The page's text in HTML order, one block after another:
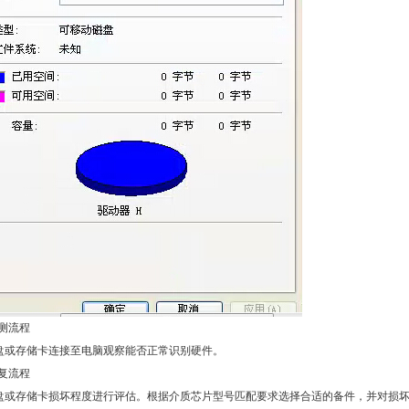
流程
或存储卡连接至电脑观察能否正常识别硬件。
流程
或存储卡损坏程度进行评估。根据介质芯片型号匹配要求选择合适的备件，并对损